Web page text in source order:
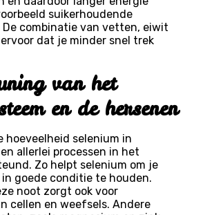
suikerhoudende
combinatie van vetten, eiwit
dat je minder snel trek
van het
en de hersenen
hoeveelheid selenium in
allerlei processen in het
Zo helpt selenium om je
goede conditie te houden.
noot zorgt ook voor
cellen en weefsels. Andere